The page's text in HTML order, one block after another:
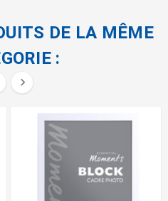
DE LA MÊME
:
